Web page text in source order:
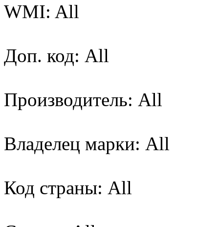
WMI: All
Доп. код: All
Производитель: All
Владелец марки: All
Код страны: All